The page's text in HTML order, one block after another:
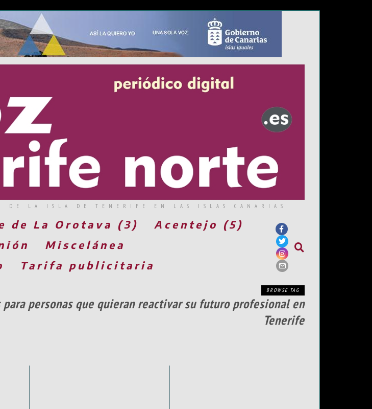
DE LA ISLA DE TENERIFE EN LAS ISLAS CANARIAS
de La Orotava (3)
Acentejo (5)
Miscelánea
Tarifa publicitaria
BROWSE TAG
para personas que quieran reactivar su futuro profesional en
Tenerife